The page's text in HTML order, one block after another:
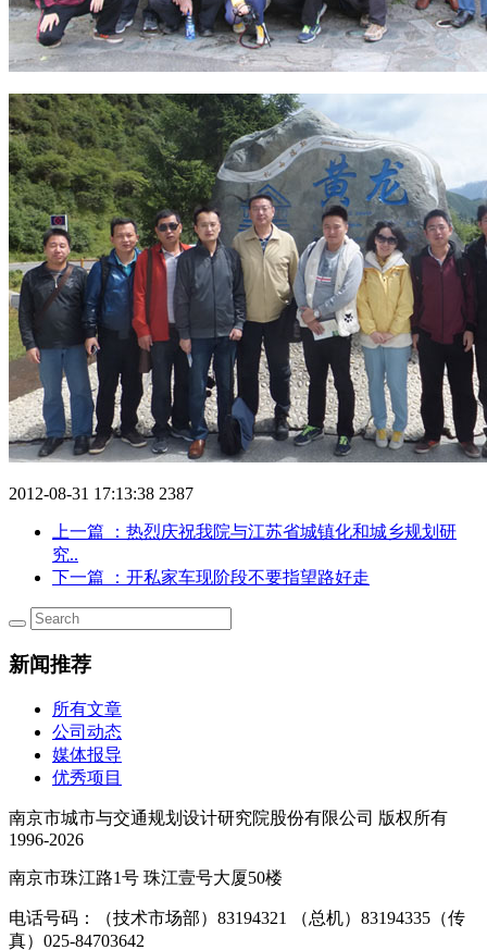
2012-08-31 17:13:38 2387
上一篇
：热烈庆祝我院与江苏省城镇化和城乡规划研
究..
下一篇
：开私家车现阶段不要指望路好走
新闻推荐
所有文章
公司动态
媒体报导
优秀项目
南京市城市与交通规划设计研究院股份有限公司 版权所有
1996-2026
南京市珠江路1号 珠江壹号大厦50楼
电话号码：（技术市场部）83194321 （总机）83194335（传
真）025-84703642